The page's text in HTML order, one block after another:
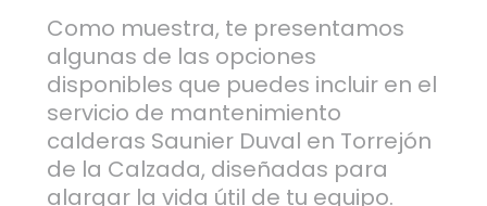
Como muestra, te presentamos
algunas de las opciones
disponibles que puedes incluir en el
servicio de mantenimiento
calderas Saunier Duval en Torrejón
de la Calzada, diseñadas para
alargar la vida útil de tu equipo.